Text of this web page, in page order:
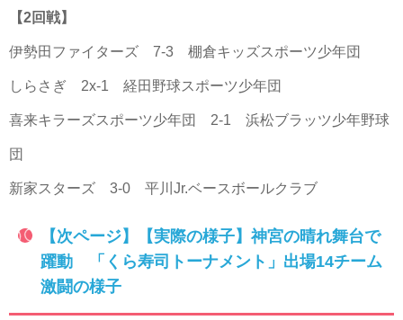
【2回戦】
伊勢田ファイターズ 7-3 棚倉キッズスポーツ少年団
しらさぎ 2x-1 経田野球スポーツ少年団
喜来キラーズスポーツ少年団 2-1 浜松ブラッツ少年野球
団
新家スターズ 3-0 平川Jr.ベースボールクラブ
【次ページ】【実際の様子】神宮の晴れ舞台で
躍動 「くら寿司トーナメント」出場14チーム
激闘の様子